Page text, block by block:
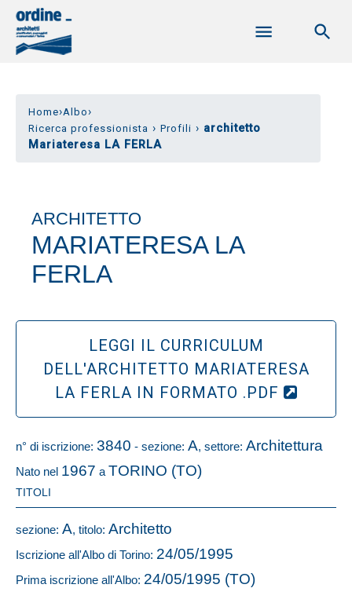
Home›Albo›
Ricerca professionista › Profili › architetto
Mariateresa LA FERLA
ARCHITETTO
MARIATERESA LA
FERLA
LEGGI IL CURRICULUM
DELL'ARCHITETTO MARIATERESA
LA FERLA IN FORMATO .PDF
n° di iscrizione: 3840 - sezione: A, settore: Architettura
Nato nel 1967 a TORINO (TO)
TITOLI
sezione: A, titolo: Architetto
Iscrizione all'Albo di Torino: 24/05/1995
Prima iscrizione all'Albo: 24/05/1995 (TO)